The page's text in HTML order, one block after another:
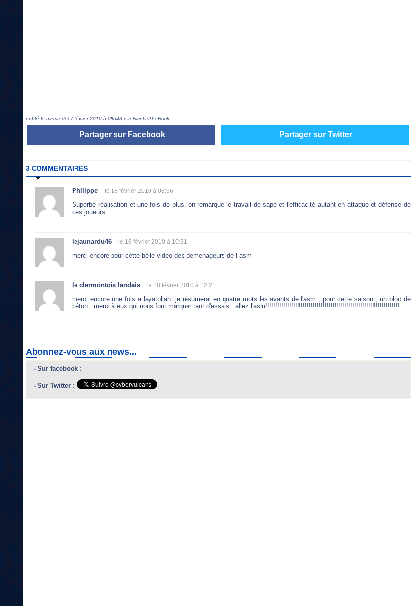
publié le mercredi 17 février 2010 à 09h43 par NicolasTheRock
Partager sur Facebook Partager sur Twitter
3 COMMENTAIRES
Philippe le 18 février 2010 à 08:56
Superbe réalisation et une fois de plus, on remarque le travail de sape et l'efficacité autant en attaque et défense de
ces joueurs.
lejaunardu46 le 18 février 2010 à 10:31
merci encore pour cette belle video des demenageurs de l asm
le clermontois landais le 18 février 2010 à 12:21
merci encore une fois a layatollah. je résumerai en quatre mots les avants de l'asm , pour cette saison , un bloc de
béton . merci à eux qui nous font marquer tant d'essais . allez l'asm!!!!!!!!!!!!!!!!!!!!!!!!!!!!!!!!!!!!!!!!!!!!!!!!!!!!!!!!!!!!!!!!!!!!
Abonnez-vous aux news...
- Sur facebook :
- Sur Twitter :